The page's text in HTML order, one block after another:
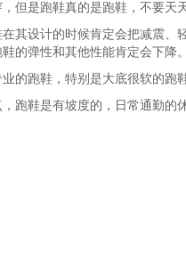
但是跑鞋真的是跑鞋，不要
设计的时候肯定会把减震、轻
的弹性和其他性能肯定会下降。
跑鞋，特别是大底很软的跑鞋
鞋是有坡度的，日常通勤的